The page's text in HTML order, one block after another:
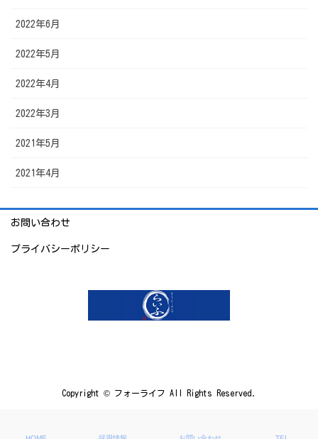
2022年6月
2022年5月
2022年4月
2022年3月
2021年5月
2021年4月
お問い合わせ
プライバシーポリシー
Copyright © フォーライフ All Rights Reserved.